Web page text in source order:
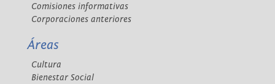
Comisiones informativas
Corporaciones anteriores
Áreas
Cultura
Bienestar Social